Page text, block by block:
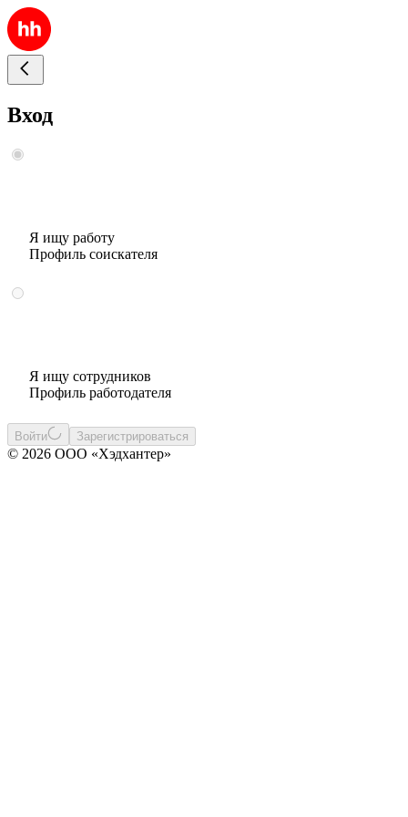
Вход
Я ищу работу
Профиль соискателя
Я ищу сотрудников
Профиль работодателя
Войти Зарегистрироваться
© 2026 ООО «Хэдхантер»